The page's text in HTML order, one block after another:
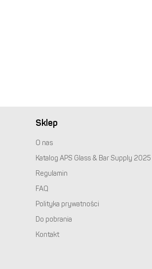
Sklep
O nas
Katalog APS Glass & Bar Supply 2025
Regulamin
FAQ
Polityka prywatności
Do pobrania
Kontakt